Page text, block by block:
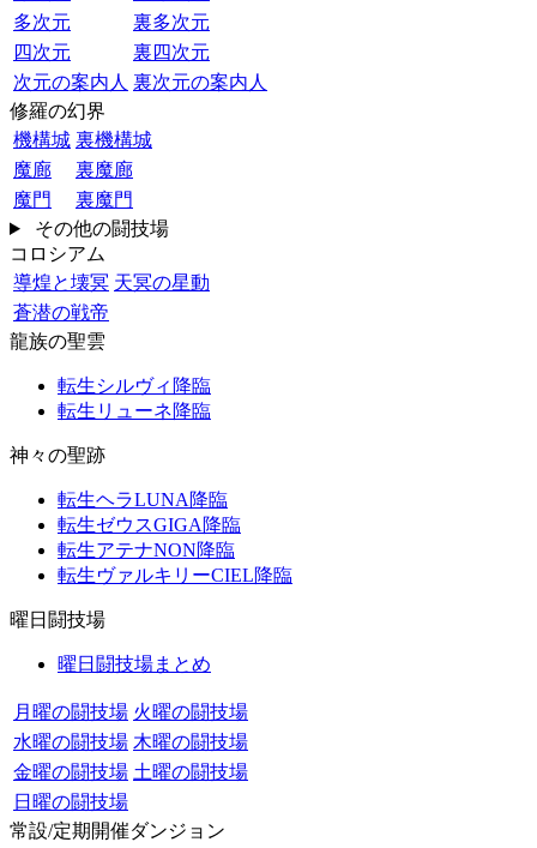
多次元
裏多次元
四次元
裏四次元
次元の案内人 裏次元の案内人
修羅の幻界
機構城 裏機構城
魔廊
裏魔廊
魔門
裏魔門
その他の闘技場
コロシアム
導煌と壊冥 天冥の星動
蒼潜の戦帝
龍族の聖雲
転生シルヴィ降臨
転生リューネ降臨
神々の聖跡
転生ヘラLUNA降臨
転生ゼウスGIGA降臨
転生アテナNON降臨
転生ヴァルキリーCIEL降臨
曜日闘技場
曜日闘技場まとめ
月曜の闘技場 火曜の闘技場
水曜の闘技場 木曜の闘技場
金曜の闘技場 土曜の闘技場
日曜の闘技場
常設/定期開催ダンジョン